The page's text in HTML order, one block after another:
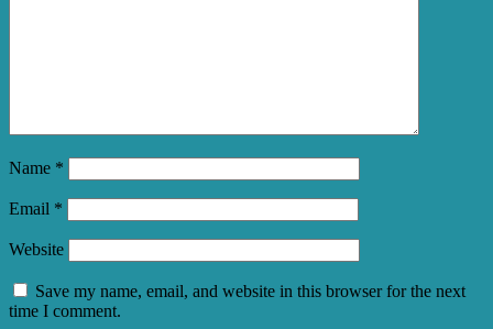
Name *
Email *
Website
Save my name, email, and website in this browser for the next
time I comment.